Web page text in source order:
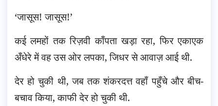
‘जासूस! जासूस!’
कई लमहों तक रिज़वी काँपता खड़ा रहा, फिर एकाएक
अँधेरे में वह उस ओर लपका, जिधर से आवाज़ आई थी.
देर हो चुकी थी, जब तक शंकरदत्त वहाँ पहुँचे और बीच-
बचाव किया, काफी देर हो चुकी थी.